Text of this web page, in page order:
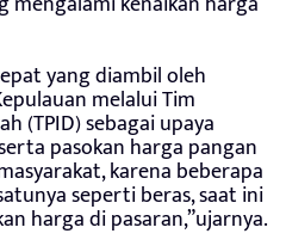
yang diambil oleh
melalui Tim
(TPID) sebagai upaya
pasokan harga pangan
karena beberapa
seperti beras, saat ini
harga di pasaran,”ujarnya.